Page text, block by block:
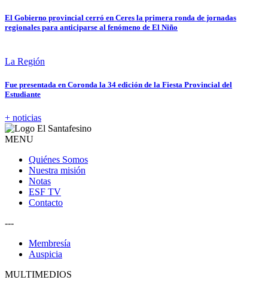
El Gobierno provincial cerró en Ceres la primera ronda de jornadas
regionales para anticiparse al fenómeno de El Niño
La Región
Fue presentada en Coronda la 34 edición de la Fiesta Provincial del
Estudiante
+ noticias
MENU
Quiénes Somos
Nuestra misión
Notas
ESF TV
Contacto
---
Membresía
Auspicia
MULTIMEDIOS